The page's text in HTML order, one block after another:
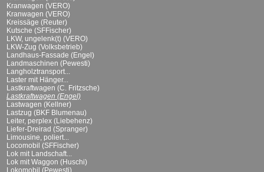
Kranwagen (VERO)
Kranwagen (VERO)
Kreissäge (Reuter)
Kutsche (SFFischer)
LKW, ungelenk(t) (VERO)
LKW-Zug (Volksbetrieb)
Landhaus-Fassade (Engel)
Landmaschinen (Pewesti)
Langholztransport...
Laster mit Hänger...
Lastkraftwagen (C. Fritzsche)
Lastkraftwagen (Engel)
Lastwagen (Kellner)
Lastzug (BKF Blumenau)
Leiter, perplex (Liebehenz)
Liefer-Dreirad (Spranger)
Limousine, poliert...
Locomobil (SFFischer)
Lok mit Landschaft...
Lok mit Waggon (Huschi)
Lokomobil (Pewesti)